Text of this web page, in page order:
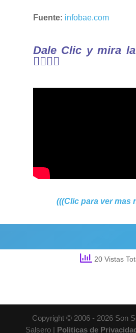
Fuente: infobae.com
Dale Clic y mira
👇🏼👇🏼
(((Clic para ver mas
20 Vistas
Copyright © 2006 - 2026 Son
Salsero | Politicas de